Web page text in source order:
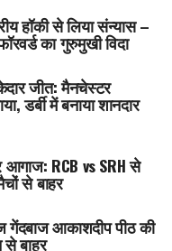
हॉकी से लिया संन्यास –
का गुरुमुखी विदा
जीत: मैनचेस्टर
डर्बी में बनाया शानदार
आगाज: RCB vs SRH से
से बाहर
गेंदबाज आकाशदीप पीठ की
बाहर